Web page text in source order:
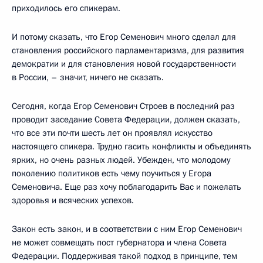
приходилось его спикерам.
И потому сказать, что Егор Семенович много сделал для
становления российского парламентаризма, для развития
демократии и для становления новой государственности
в России, – значит, ничего не сказать.
Сегодня, когда Егор Семенович Строев в последний раз
проводит заседание Совета Федерации, должен сказать,
что все эти почти шесть лет он проявлял искусство
настоящего спикера. Трудно гасить конфликты и объединять
ярких, но очень разных людей. Убежден, что молодому
поколению политиков есть чему поучиться у Егора
Семеновича. Еще раз хочу поблагодарить Вас и пожелать
здоровья и всяческих успехов.
Закон есть закон, и в соответствии с ним Егор Семенович
не может совмещать пост губернатора и члена Совета
Федерации. Поддерживая такой подход в принципе, тем